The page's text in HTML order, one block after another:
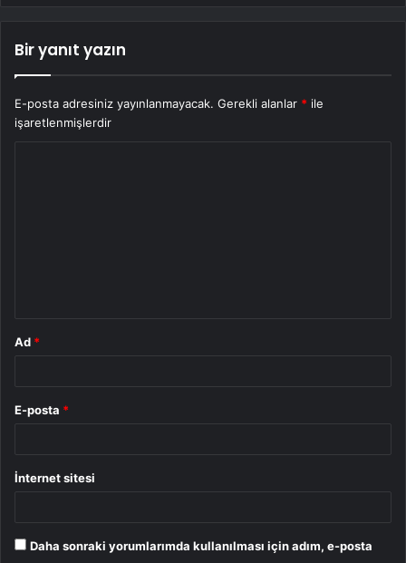
Bir yanıt yazın
E-posta adresiniz yayınlanmayacak. Gerekli alanlar * ile
işaretlenmişlerdir
Ad *
E-posta *
İnternet sitesi
Daha sonraki yorumlarımda kullanılması için adım, e-posta